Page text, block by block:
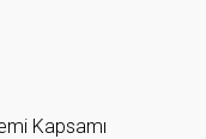
Kapsamı